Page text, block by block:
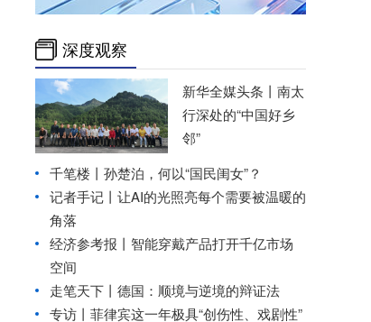
深度观察
新华全媒头条丨 南太
行深处的“中国好乡
邻”
千笔楼丨孙楚泊，何以“国民闺女”？
记者手记丨让AI的光照亮每个需要被温暖的
角落
经济参考报丨 智能穿戴产品打开千亿市场
空间
走笔天下丨 德国：顺境与逆境的辩证法
专访丨菲律宾这一年极具“创伤性、戏剧性”